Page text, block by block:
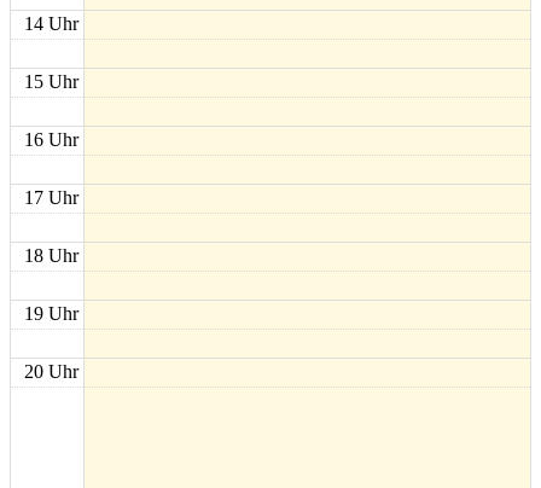
14 Uhr
15 Uhr
16 Uhr
17 Uhr
18 Uhr
19 Uhr
20 Uhr